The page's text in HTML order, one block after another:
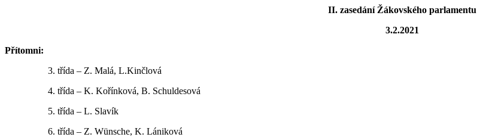
II. zasedání Žákovského parlamentu
3.2.2021
Přítomni:
3. třída – Z. Malá, L.Kinčlová
4. třída – K. Kořínková, B. Schuldesová
5. třída – L. Slavík
6. třída – Z. Wünsche, K. Lániková